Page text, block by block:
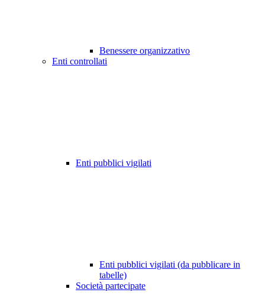
Benessere organizzativo
Enti controllati
Enti pubblici vigilati
Enti pubblici vigilati (da pubblicare in
tabelle)
Società partecipate